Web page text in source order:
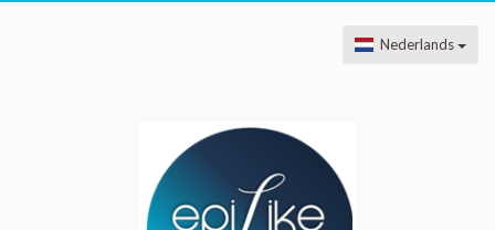
Nederlands